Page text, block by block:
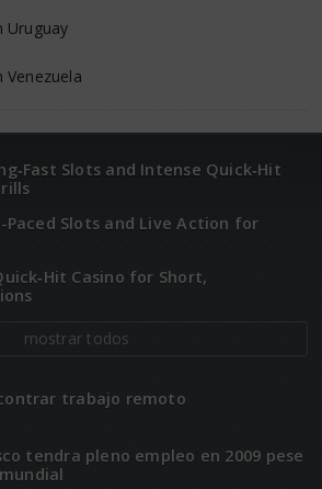
Uruguay
Venezuela
Slots and Intense Quick‑Hit
Paced Slots and Live Action for
Casino for Short,
mostrar todos
trabajo remoto
tendra pleno empleo en 2009 pese